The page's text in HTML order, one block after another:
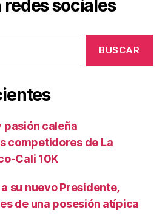
redes sociales
pasión caleña
competidores de La
Cali 10K
su nuevo Presidente,
de una posesión atípica